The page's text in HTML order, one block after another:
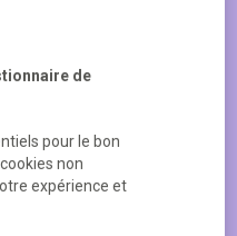
de
pour le bon
non
expérience et